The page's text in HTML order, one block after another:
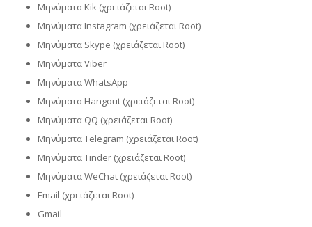
Μηνύματα Kik (χρειάζεται Root)
Μηνύματα Instagram (χρειάζεται Root)
Μηνύματα Skype (χρειάζεται Root)
Μηνύματα Viber
Μηνύματα WhatsApp
Μηνύματα Hangout (χρειάζεται Root)
Μηνύματα QQ (χρειάζεται Root)
Μηνύματα Telegram (χρειάζεται Root)
Μηνύματα Tinder (χρειάζεται Root)
Μηνύματα WeChat (χρειάζεται Root)
Email (χρειάζεται Root)
Gmail